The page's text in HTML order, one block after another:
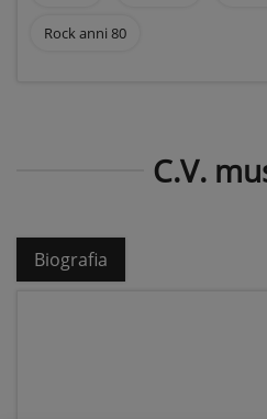
Rock anni 80
C.V.
Biografia